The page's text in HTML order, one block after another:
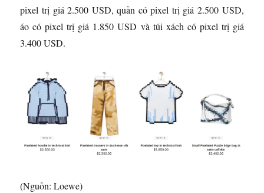
pixel trị giá 2.500 USD, quần có pixel trị giá 2.500 USD,
áo có pixel trị giá 1.850 USD và túi xách có pixel trị giá
3.400 USD.
(Nguồn: Loewe)